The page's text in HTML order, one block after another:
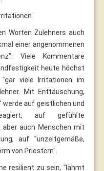
Worten Zulehners auch
einer angenommenen
Viele Kommentare
heute höchst
viele Irritationen im
Mit Enttäuschung,
auf geistlichen und
auf gefühlte
aber auch Menschen mit
auf "unzeitgemäße,
von Priestern".
resilient zu sein, "lähmt